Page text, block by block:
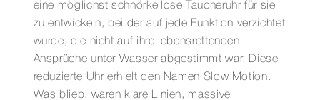
eine möglichst schnörkellose Taucheruhr für sie
zu entwickeln, bei der auf jede Funktion verzichtet
wurde, die nicht auf ihre lebensrettenden
Ansprüche unter Wasser abgestimmt war. Diese
reduzierte Uhr erhielt den Namen Slow Motion.
Was blieb, waren klare Linien, massive